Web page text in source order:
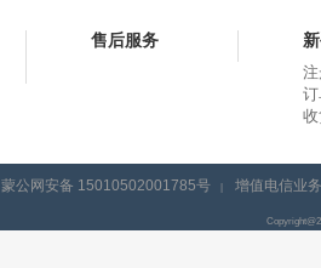
售后服务
蒙公网安备 15010502001785号 | 增值电信业